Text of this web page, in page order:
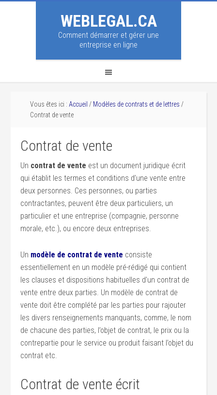
WEBLEGAL.CA
Comment démarrer et gérer une
entreprise en ligne
Vous êtes ici : Accueil / Modèles de contrats et de lettres /
Contrat de vente
Contrat de vente
Un contrat de vente est un document juridique écrit
qui établit les termes et conditions d’une vente entre
deux personnes. Ces personnes, ou parties
contractantes, peuvent être deux particuliers, un
particulier et une entreprise (compagnie, personne
morale, etc.), ou encore deux entreprises.
Un modèle de contrat de vente consiste
essentiellement en un modèle pré-rédigé qui contient
les clauses et dispositions habituelles d’un contrat de
vente entre deux parties. Un modèle de contrat de
vente doit être complété par les parties pour rajouter
les divers renseignements manquants, comme, le nom
de chacune des parties, l’objet de contrat, le prix ou la
contrepartie pour le service ou produit faisant l’objet du
contrat etc.
Contrat de vente écrit